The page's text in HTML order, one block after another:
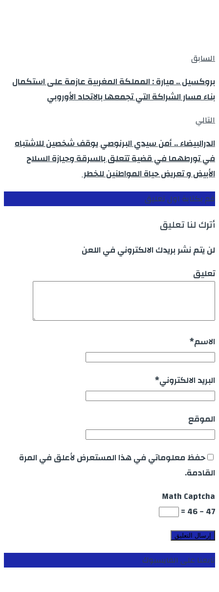
السابق
بروكسيل .. ميارة : المملكة المغربية عازمة على استكمال
بناء مسار الشراكة التي تجمعها بالاتحاد الأوروبي
التالي
الدرالبيضاء .. أمن سيدي البرنوصي يوقف شخصين للاشتباه
في تورطهما في قضية تتعلق بالسرقة وحيازة السلاح
الأبيض و تعريض حياة المواطنين للخطر
قم بكتابة اول تعليق
أترك لنا تعليق
لن يتم نشر بريدك الالكتروني في اللعن
تعليق
الاسم*
البريد الالكتروني*
الموقع
حفظ معلوماتي في هذا المستعرض لأعلق في المرة
القادمة.
Math Captcha
47 − 46 =
تابعنا على الفايسبوك